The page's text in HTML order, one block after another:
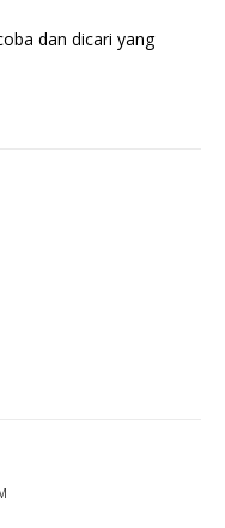
dan dicari yang